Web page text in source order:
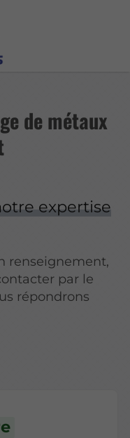
de métaux
expertise
renseignement,
par le
répondrons